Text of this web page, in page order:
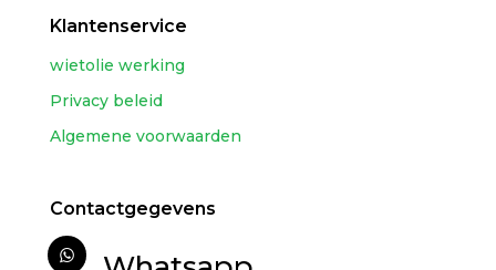
Klantenservice
wietolie werking
Privacy beleid
Algemene voorwaarden
Contactgegevens